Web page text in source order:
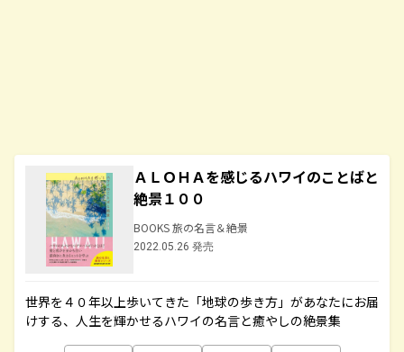
ＡＬＯＨＡを感じるハワイのことばと
絶景１００
BOOKS 旅の名言＆絶景
2022.05.26 発売
世界を４０年以上歩いてきた「地球の歩き方」があなたにお届
けする、人生を輝かせるハワイの名言と癒やしの絶景集